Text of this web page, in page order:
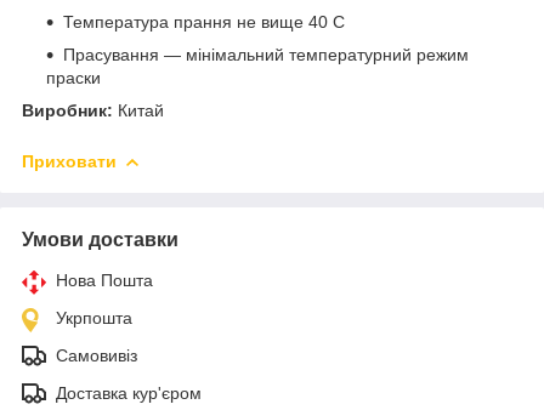
Температура прання не вище 40 С
Прасування — мінімальний температурний режим
праски
Виробник: Китай
Приховати
Умови доставки
Нова Пошта
Укрпошта
Самовивіз
Доставка кур'єром